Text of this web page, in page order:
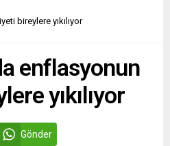
bireylere yıkılıyor
enflasyonun
yıkılıyor
Gönder